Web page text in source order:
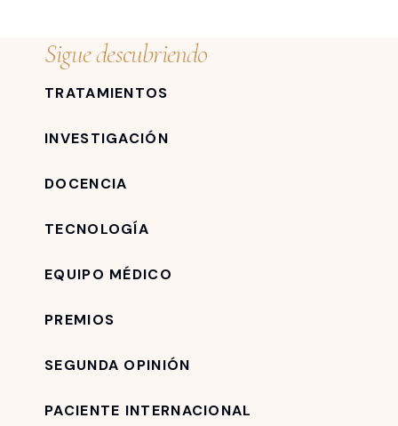
Sigue descubriendo
TRATAMIENTOS
INVESTIGACIÓN
DOCENCIA
TECNOLOGÍA
EQUIPO MÉDICO
PREMIOS
SEGUNDA OPINIÓN
PACIENTE INTERNACIONAL